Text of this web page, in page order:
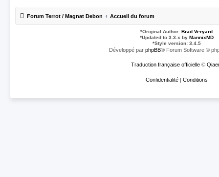
Forum Terrot / Magnat Debon Accueil du forum
*Original Author: Brad Veryard
*Updated to 3.3.x by MannixMD
*Style version: 3.4.5
Développé par phpBB® Forum Software ©
Traduction française officielle©
Confidentialité | Conditions